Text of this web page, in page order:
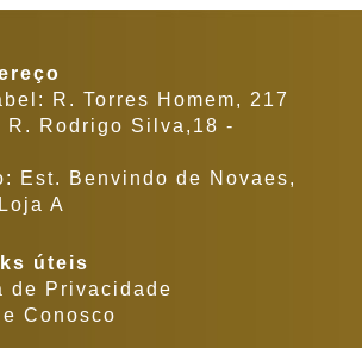
R. Torres Homem, 217
R. Rodrigo Silva,18 -
Est. Benvindo de Novaes,
A
úteis
de Privacidade
Conosco